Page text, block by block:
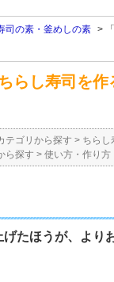
司の素・釜めしの素 >
らし寿司を
テゴリから探す > ちらし
ら探す > 使い方・作り方
たほうが、より